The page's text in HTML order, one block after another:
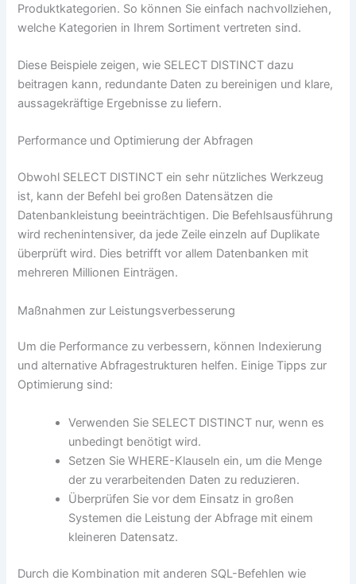
Produktkategorien. So können Sie einfach nachvollziehen,
welche Kategorien in Ihrem Sortiment vertreten sind.
Diese Beispiele zeigen, wie SELECT DISTINCT dazu
beitragen kann, redundante Daten zu bereinigen und klare,
aussagekräftige Ergebnisse zu liefern.
Performance und Optimierung der Abfragen
Obwohl SELECT DISTINCT ein sehr nützliches Werkzeug
ist, kann der Befehl bei großen Datensätzen die
Datenbankleistung beeinträchtigen. Die Befehlsausführung
wird rechenintensiver, da jede Zeile einzeln auf Duplikate
überprüft wird. Dies betrifft vor allem Datenbanken mit
mehreren Millionen Einträgen.
Maßnahmen zur Leistungsverbesserung
Um die Performance zu verbessern, können Indexierung
und alternative Abfragestrukturen helfen. Einige Tipps zur
Optimierung sind:
Verwenden Sie SELECT DISTINCT nur, wenn es
unbedingt benötigt wird.
Setzen Sie WHERE-Klauseln ein, um die Menge
der zu verarbeitenden Daten zu reduzieren.
Überprüfen Sie vor dem Einsatz in großen
Systemen die Leistung der Abfrage mit einem
kleineren Datensatz.
Durch die Kombination mit anderen SQL-Befehlen wie